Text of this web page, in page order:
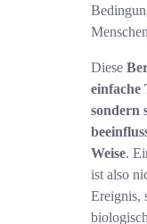
Diese
einfache
sondern
Weise.
ist also
Ereignis,